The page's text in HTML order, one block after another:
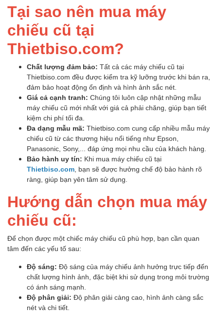
Tại sao nên mua máy
chiếu cũ tại
Thietbiso.com?
Chất lượng đảm bảo: Tất cả các máy chiếu cũ tại
Thietbiso.com đều được kiểm tra kỹ lưỡng trước khi bán ra,
đảm bảo hoạt động ổn định và hình ảnh sắc nét.
Giá cả cạnh tranh: Chúng tôi luôn cập nhật những mẫu
máy chiếu cũ mới nhất với giá cả phải chăng, giúp bạn tiết
kiệm chi phí tối đa.
Đa dạng mẫu mã: Thietbiso.com cung cấp nhiều mẫu máy
chiếu cũ từ các thương hiệu nổi tiếng như Epson,
Panasonic, Sony,... đáp ứng mọi nhu cầu của khách hàng.
Bảo hành uy tín: Khi mua máy chiếu cũ tại
Thietbiso.com , bạn sẽ được hưởng chế độ bảo hành rõ
ràng, giúp bạn yên tâm sử dụng.
Hướng dẫn chọn mua máy
chiếu cũ:
Để chọn được một chiếc máy chiếu cũ phù hợp, bạn cần quan
tâm đến các yếu tố sau:
Độ sáng: Độ sáng của máy chiếu ảnh hưởng trực tiếp đến
chất lượng hình ảnh, đặc biệt khi sử dụng trong môi trường
có ánh sáng mạnh.
Độ phân giải: Độ phân giải càng cao, hình ảnh càng sắc
nét và chi tiết.